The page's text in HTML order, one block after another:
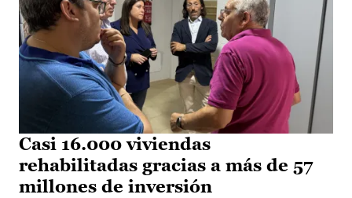
Casi 16.000 viviendas
rehabilitadas gracias a más de 57
millones de inversión